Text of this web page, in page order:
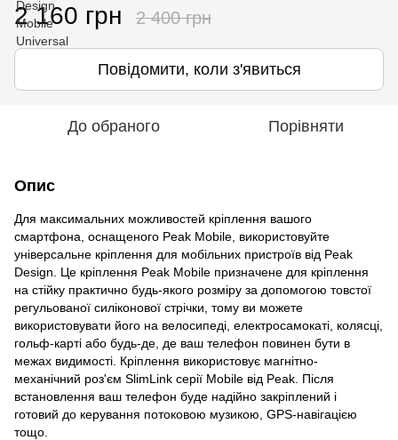
2 160 грн 2 400 грн
Повідомити, коли з'явиться
До обраного Порівняти
Опис
Для максимальних можливостей кріплення вашого
смартфона, оснащеного Peak Mobile, використовуйте
універсальне кріплення для мобільних пристроїв від Peak
Design. Це кріплення Peak Mobile призначене для кріплення
на стійку практично будь-якого розміру за допомогою товстої
регульованої силіконової стрічки, тому ви можете
використовувати його на велосипеді, електросамокаті, колясці,
гольф-карті або будь-де, де ваш телефон повинен бути в
межах видимості. Кріплення використовує магнітно-
механічний роз'єм SlimLink серії Mobile від Peak. Після
встановлення ваш телефон буде надійно закріплений і
готовий до керування потоковою музикою, GPS-навігацією
тощо.